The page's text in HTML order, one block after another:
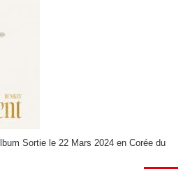
Sortie le 22 Mars 2024 en Corée du